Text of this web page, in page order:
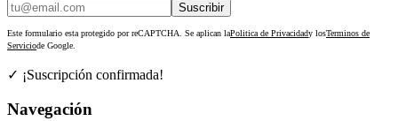
Suscribir
Este formulario esta protegido por reCAPTCHA. Se aplican laPolitica de Privacidady losTerminos de
Serviciode Google.
✓ ¡Suscripción confirmada!
Navegación